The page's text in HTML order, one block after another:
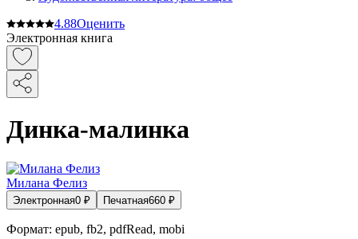
4.88Оценить
Электронная книга
Динка-малинка
Милана Фелиз
Электронная0 ₽ Печатная660 ₽
Формат: epub, fb2, pdfRead, mobi